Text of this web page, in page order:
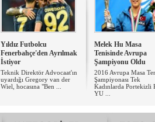
Yıldız Futbolcu
Fenerbahçe'den Ayrılmak
İstiyor
Teknik Direktör Advocaat'ın
uyardığı Gregory van der
Wiel, hocasına "Ben ...
Melek Hu Masa
Tenisinde Avrupa
Şampiyonu Oldu
2016 Avrupa Masa
Şampiyonası Tek
Kadınlarda Portekizli
YU ...